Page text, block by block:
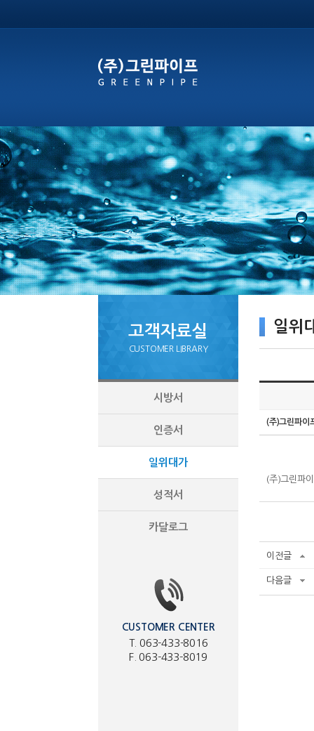
고객자료실
CUSTOMER LIBRARY
시방서
인증서
일위대가
성적서
카달로그
CUSTOMER CENTER
T. 063-433-8016
F. 063-433-8019
일위
(주)그린파이
(주)그린파
이전글
다음글